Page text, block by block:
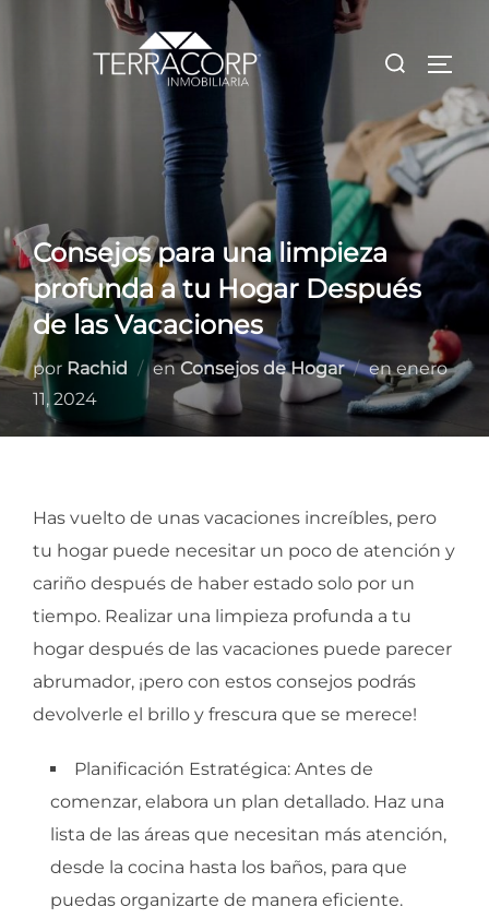
Buscar:
Consejos para una limpieza
profunda a tu Hogar Después
de las Vacaciones
por Rachid enConsejos de Hogar enPublicado
el
enero
11, 2024
Has vuelto de unas vacaciones increíbles, pero
tu hogar puede necesitar un poco de atención y
cariño después de haber estado solo por un
tiempo. Realizar una limpieza profunda a tu
hogar después de las vacaciones puede parecer
abrumador, ¡pero con estos consejos podrás
devolverle el brillo y frescura que se merece!
Planificación Estratégica: Antes de
comenzar, elabora un plan detallado. Haz una
lista de las áreas que necesitan más atención,
desde la cocina hasta los baños, para que
puedas organizarte de manera eficiente.